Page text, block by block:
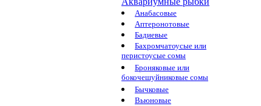
Анабасовые
Аптеронотовые
Бадиевые
Бахромчатоусые или
перистоусые сомы
Броняковые или
бокочешуйниковые сомы
Бычковые
Вьюновые